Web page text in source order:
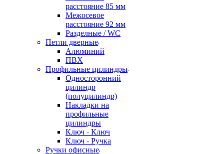
расстояние 85 мм
Межосевое
расстояние 92 мм
Разделные / WC
Петли дверные
Алюминий
ПВХ
Профильные цилиндры
Односторонний
цилиндр
(полуцилиндр)
Накладки на
профильные
цилиндры
Ключ - Ключ
Ключ - Ручка
Ручки офисные